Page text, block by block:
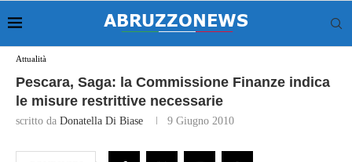
Attualità
Pescara, Saga: la Commissione Finanze indica
le misure restrittive necessarie
scritto da Donatella Di Biase 9 Giugno 2010